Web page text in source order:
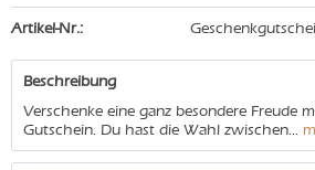
Artikel-Nr.:
Beschreibung
Verschenke eine ganz besondere Freude
Gutschein. Du hast die Wahl zwischen...